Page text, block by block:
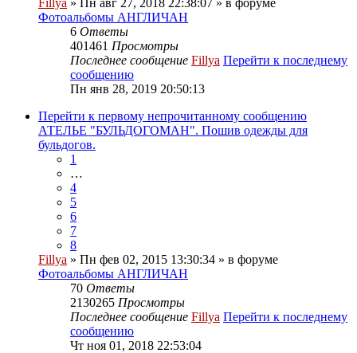
Фотоальбомы АНГЛИЧАН
6 Ответы
401461 Просмотры
Последнее сообщение Fillya Перейти к последнему
сообщению
Пн янв 28, 2019 20:50:13
Перейти к первому непрочитанному сообщению
АТЕЛЬЕ "БУЛЬДОГОМАН". Пошив одежды для
бульдогов.
1
…
4
5
6
7
8
Fillya » Пн фев 02, 2015 13:30:34 » в форуме
Фотоальбомы АНГЛИЧАН
70 Ответы
2130265 Просмотры
Последнее сообщение Fillya Перейти к последнему
сообщению
Чт ноя 01, 2018 22:53:04